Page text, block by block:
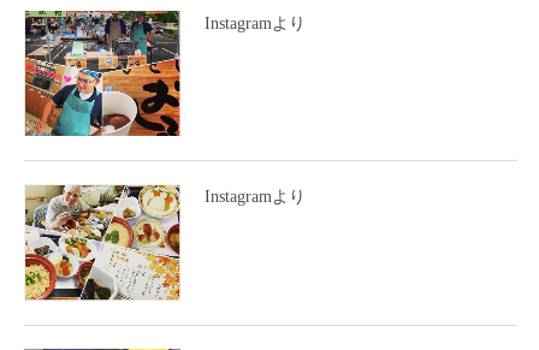
Instagramより
Instagramより